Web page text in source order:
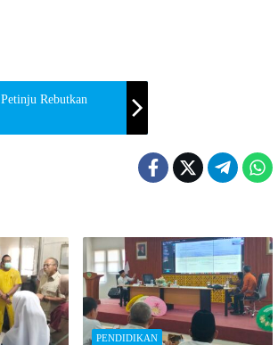
Rebutkan
PENDIDIKAN